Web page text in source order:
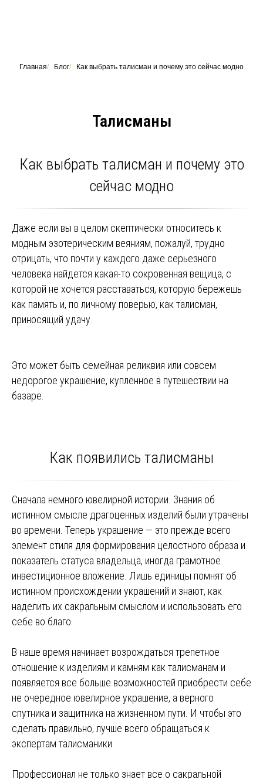
Главная/ Блог/ Как выбрать талисман и почему это сейчас модно
Талисманы
Как выбрать талисман и почему это
сейчас модно
Даже если вы в целом скептически относитесь к
модным эзотерическим веяниям, пожалуй, трудно
отрицать, что почти у каждого даже серьезного
человека найдется какая-то сокровенная вещица, с
которой не хочется расставаться, которую бережешь
как память и, по личному поверью, как талисман,
приносящий удачу.
Это может быть семейная реликвия или совсем
недорогое украшение, купленное в путешествии на
базаре.
Как появились талисманы
Сначала немного ювелирной истории. Знания об
истинном смысле драгоценных изделий были утрачены
во времени. Теперь украшение — это прежде всего
элемент стиля для формирования целостного образа и
показатель статуса владельца, иногда грамотное
инвестиционное вложение. Лишь единицы помнят об
истинном происхождении украшений и знают, как
наделить их сакральным смыслом и использовать его
себе во благо.
В наше время начинает возрождаться трепетное
отношение к изделиям и камням как талисманам и
появляется все больше возможностей приобрести себе
не очередное ювелирное украшение, а верного
спутника и защитника на жизненном пути. И чтобы это
сделать правильно, лучше всего обращаться к
экспертам талисманики.
Профессионал не только знает все о сакральной